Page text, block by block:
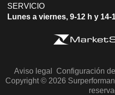
SERVICIO
Lunes a viernes, 9-12 h y 14-
Aviso legal Configuración
Copyright © 2026